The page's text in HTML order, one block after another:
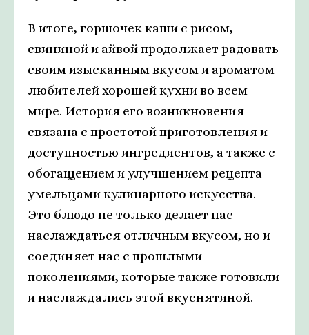
В итоге, горшочек каши с рисом,
свининой и айвой продолжает радовать
своим изысканным вкусом и ароматом
любителей хорошей кухни во всем
мире. История его возникновения
связана с простотой приготовления и
доступностью ингредиентов, а также с
обогащением и улучшением рецепта
умельцами кулинарного искусства.
Это блюдо не только делает нас
наслаждаться отличным вкусом, но и
соединяет нас с прошлыми
поколениями, которые также готовили
и наслаждались этой вкуснятиной.